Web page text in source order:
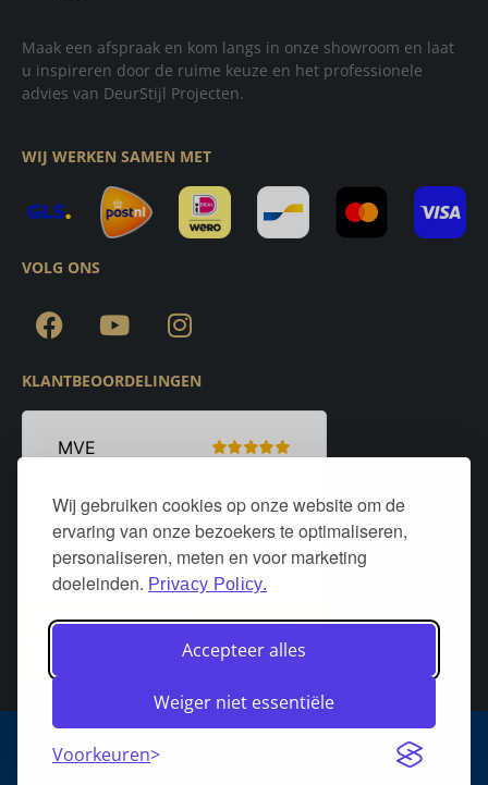
Wij gebruiken cookies op onze website om de
ervaring van onze bezoekers te optimaliseren,
personaliseren, meten en voor marketing
doeleinden. Privacy Policy.
Accepteer alles
Weiger niet essentiële
Voorkeuren
Maak een afspraak en kom langs in onze showroom en laat
u inspireren door de ruime keuze en het professionele
advies van DeurStijl Projecten.
WIJ WERKEN SAMEN MET
VOLG ONS
KLANTBEOORDELINGEN
Algemene voorwaarden Over DeurStijl Projecten